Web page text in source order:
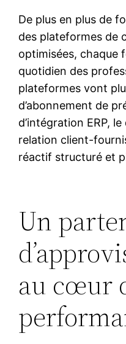
De plus en plus de
des plateformes de
optimisées, chaque
quotidien des
plateformes vont
d’abonnement de
d’intégration ERP,
relation client-
réactif structuré et
Un
au cœur